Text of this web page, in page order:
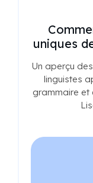
uniques
Un aperçu
linguistes
grammaire et